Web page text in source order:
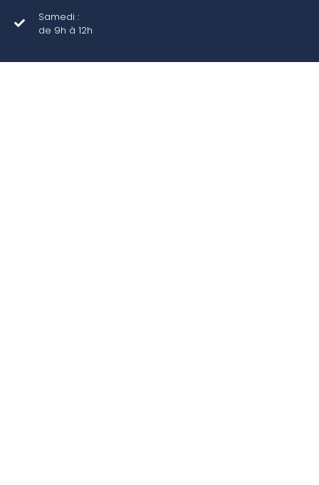
Samedi :
de 9h à 12h